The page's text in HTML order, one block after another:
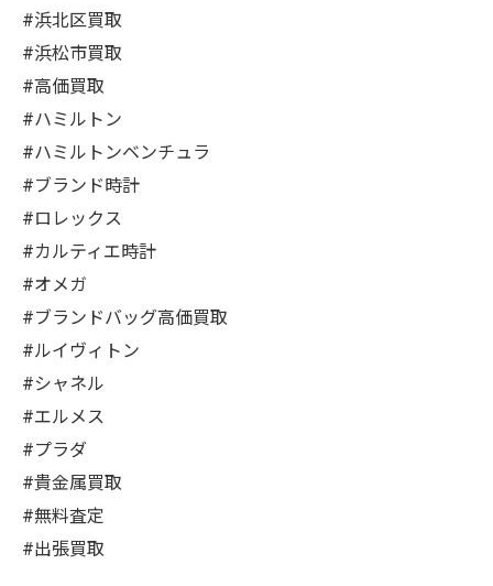
#浜北区買取
#浜松市買取
#高価買取
#ハミルトン
#ハミルトンベンチュラ
#ブランド時計
#ロレックス
#カルティエ時計
#オメガ
#ブランドバッグ高価買取
#ルイヴィトン
#シャネル
#エルメス
#プラダ
#貴金属買取
#無料査定
#出張買取